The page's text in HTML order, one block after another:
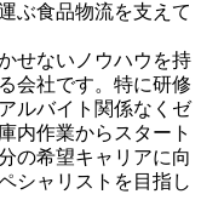
ぶ食品物流を支えて
せないノウハウを持
会社です。特に研修
ルバイト関係なくゼ
内作業からスタート
の希望キャリアに向
シャリストを目指し